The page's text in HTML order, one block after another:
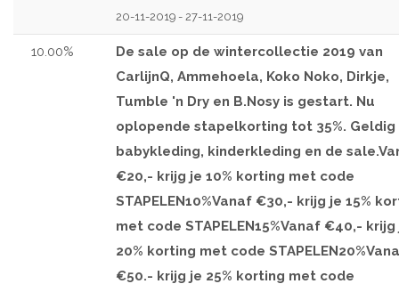
20-11-2019 - 27-11-2019
10.00%
De sale op de wintercollectie 2019 van
CarlijnQ, Ammehoela, Koko Noko, Dirkje,
Tumble 'n Dry en B.Nosy is gestart. Nu
oplopende stapelkorting tot 35%. Geldig
babykleding, kinderkleding en de
€20,- krijg je 10% korting met code
STAPELEN10%Vanaf €30,- krijg je 15%
met code STAPELEN15%Vanaf €40,- krijg
20% korting met code
€50.- krijg je 25% korting met code